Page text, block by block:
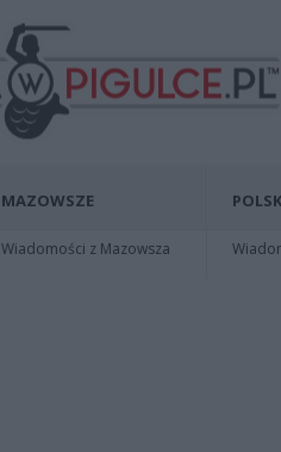
MAZOWSZE
Wiadomości z Mazowsza